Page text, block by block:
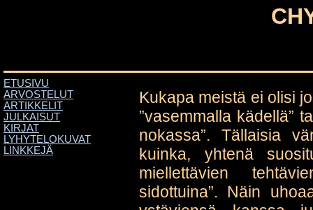
ETUSIVU
ARVOSTELUT
ARTIKKELIT
JULKAISUT
KIRJAT
LYHYTELOKUVAT
LINKKEJÄ
Kukapa meistä ei olisi
”vasemmalla kädellä”
nokassa”. Tällaisia
kuinka, yhtenä
miellettävien
sidottuina”. Näin